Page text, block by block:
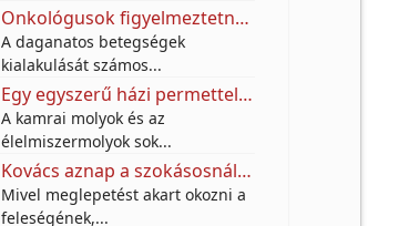
Onkológusok figyelmeztetnek: Ez a 10 mindennapi szokás növelheti a daganatos betegségek kockázatát
A daganatos betegségek
kialakulását számos...
Egy egyszerű házi permettel próbálják távol tartani a molyokat – A titok egy jól ismert fűszerben rejlik
A kamrai molyok és az
élelmiszermolyok sok...
Kovács aznap a szokásosnál jóval korábban végzett a munkában.
Mivel meglepetést akart okozni a
feleségének,...